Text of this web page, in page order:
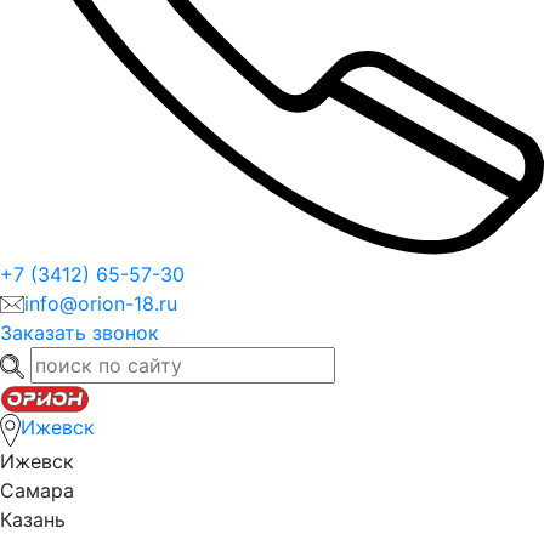
+7 (3412) 65-57-30
info@orion-18.ru
Заказать звонок
Ижевск
Ижевск
Самара
Казань